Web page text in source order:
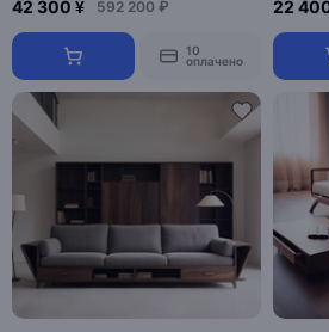
42 300 ¥ 592 200 ₽
10
оплачено
22